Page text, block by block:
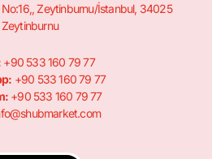
Zeytinburnu/İstanbul, 34025
Zeytinburnu
+90 533 160 79 77
+90 533 160 79 77
+90 533 160 79 77